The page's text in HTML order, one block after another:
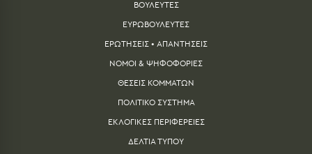
ΒΟΥΛΕΥΤΕΣ
ΕΥΡΩΒΟΥΛΕΥΤΕΣ
ΕΡΩΤΗΣΕΙΣ • ΑΠΑΝΤΗΣΕΙΣ
ΝΟΜΟΙ & ΨΗΦΟΦΟΡΙΕΣ
ΘΕΣΕΙΣ ΚΟΜΜΑΤΩΝ
ΠΟΛΙΤΙΚΟ ΣΥΣΤΗΜΑ
ΕΚΛΟΓΙΚΕΣ ΠΕΡΙΦΕΡΕΙΕΣ
ΔΕΛΤΙA ΤΥΠΟΥ